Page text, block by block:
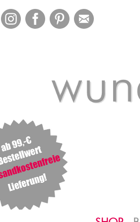
BloglovinInstagramFacebookPinterest